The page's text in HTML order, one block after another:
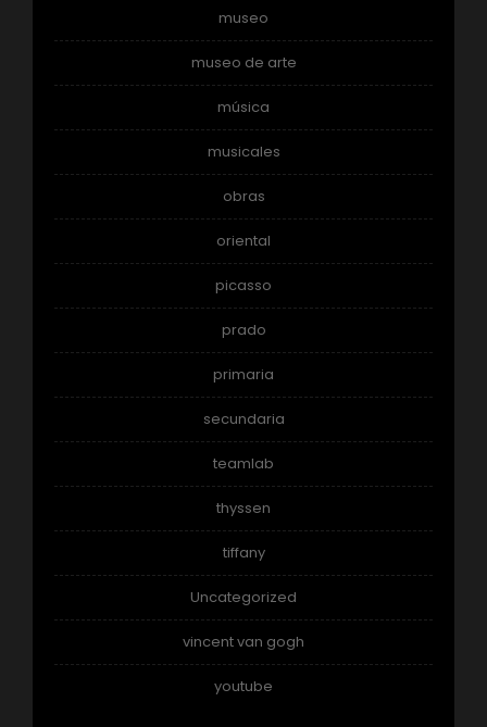
museo
museo de arte
música
musicales
obras
oriental
picasso
prado
primaria
secundaria
teamlab
thyssen
tiffany
Uncategorized
vincent van gogh
youtube